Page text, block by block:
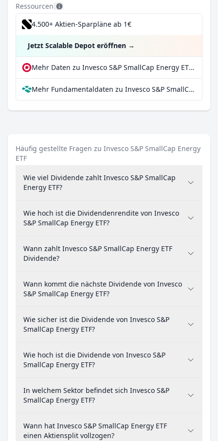
Ressourcen
4.500+ Aktien-Sparpläne ab 1€
Jetzt Scalable Depot eröffnen →
Mehr Daten zu Invesco S&P SmallCap Energy ETF bei extraETF
Mehr Fundamentaldaten zu Invesco S&P SmallCap Energy ETF bei Parqet
Häufig gestellte Fragen zu Invesco S&P SmallCap Energy
ETF
Wie viel Dividende zahlt Invesco S&P SmallCap
Energy ETF?
Wie hoch ist die Dividendenrendite von Invesco
S&P SmallCap Energy ETF?
Wann zahlt Invesco S&P SmallCap Energy ETF
Dividende?
Wann kommt die nächste Dividende von Invesco
S&P SmallCap Energy ETF?
Wie sicher ist die Dividende von Invesco S&P
SmallCap Energy ETF?
Wie hoch ist die Dividende von Invesco S&P
SmallCap Energy ETF?
In welchem Sektor befindet sich Invesco S&P
SmallCap Energy ETF?
Wann hat Invesco S&P SmallCap Energy ETF
einen Aktiensplit vollzogen?